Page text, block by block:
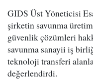
GIDS Üst Yöneticisi
şirketin savunma
güvenlik çözümleri
savunma sanayii iş
teknoloji transferi
değerlendirdi.